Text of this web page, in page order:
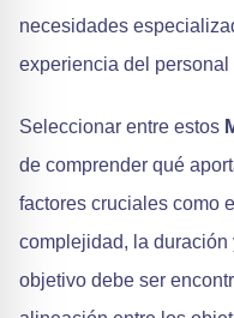
necesidades
experiencia del personal
Seleccionar entre estos
de comprender qué
factores cruciales como
complejidad, la
objetivo debe ser